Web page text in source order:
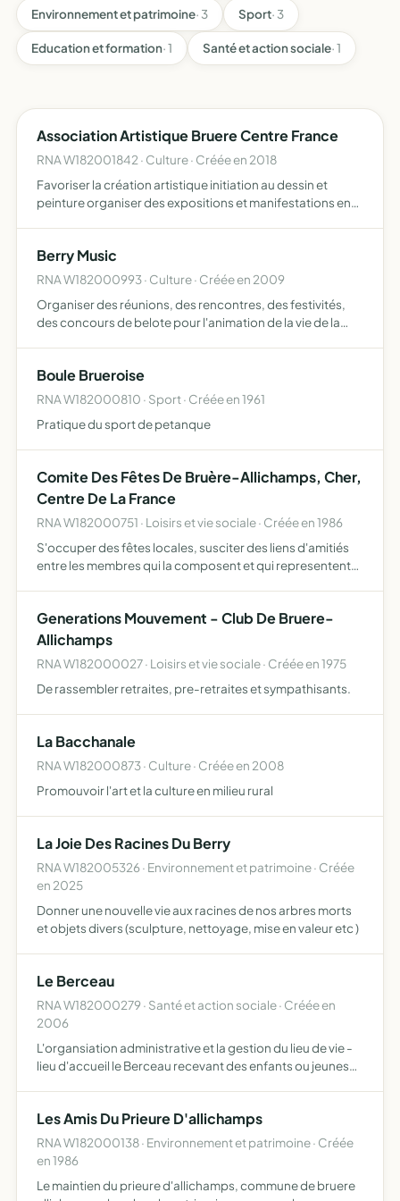
Environnement et patrimoine· 3 Sport· 3
Education et formation· 1 Santé et action sociale· 1
Association Artistique Bruere Centre France
RNA W182001842 · Culture · Créée en 2018
Favoriser la création artistique initiation au dessin et
peinture organiser des expositions et manifestations en
Berry Music
RNA W182000993 · Culture · Créée en 2009
Organiser des réunions, des rencontres, des festivités,
des concours de belote pour l'animation de la vie de la
Boule Brueroise
RNA W182000810 · Sport · Créée en 1961
Pratique du sport de petanque
Comite Des Fêtes De Bruère-Allichamps, Cher,
Centre De La France
RNA W182000751 · Loisirs et vie sociale · Créée en 1986
S'occuper des fêtes locales, susciter des liens d'amitiés
entre les membres qui la composent et qui representent
Generations Mouvement - Club De Bruere-
Allichamps
RNA W182000027 · Loisirs et vie sociale · Créée en 1975
De rassembler retraites, pre-retraites et sympathisants.
La Bacchanale
RNA W182000873 · Culture · Créée en 2008
Promouvoir l'art et la culture en milieu rural
La Joie Des Racines Du Berry
RNA W182005326 · Environnement et patrimoine · Créée
en 2025
Donner une nouvelle vie aux racines de nos arbres morts
et objets divers (sculpture, nettoyage, mise en valeur etc )
Le Berceau
RNA W182000279 · Santé et action sociale · Créée en
2006
L'organsiation administrative et la gestion du lieu de vie -
lieu d'accueil le Berceau recevant des enfants ou jeunes
Les Amis Du Prieure D'allichamps
RNA W182000138 · Environnement et patrimoine · Créée
en 1986
Le maintien du prieure d'allichamps, commune de bruere